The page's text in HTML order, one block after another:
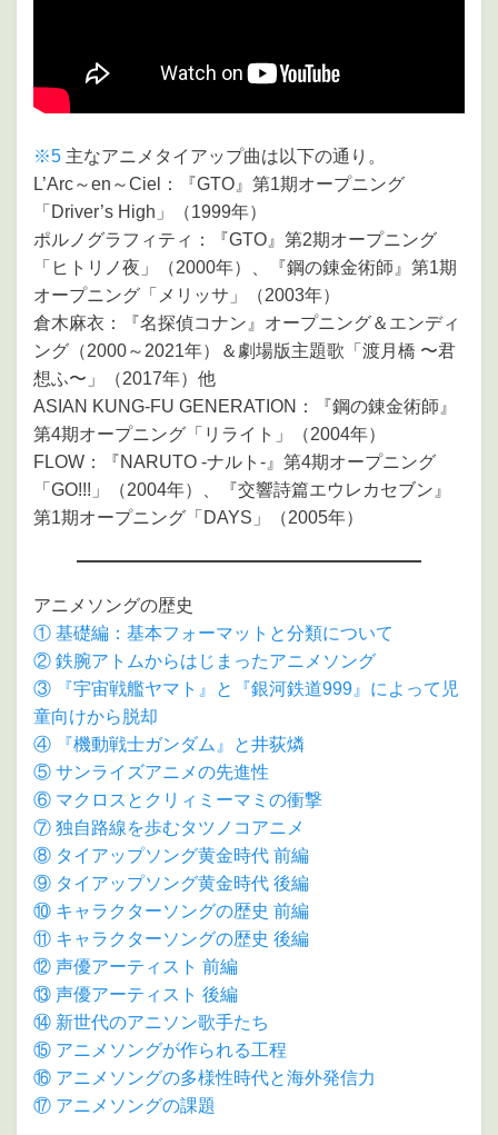
※5 主なアニメタイアップ曲は以下の通り。
L’Arc～en～Ciel：『GTO』第1期オープニング
「Driver’s High」（1999年）
ポルノグラフィティ：『GTO』第2期オープニング
「ヒトリノ夜」（2000年）、『鋼の錬金術師』第1期
オープニング「メリッサ」（2003年）
倉木麻衣：『名探偵コナン』オープニング＆エンディ
ング（2000～2021年）＆劇場版主題歌「渡月橋 〜君
想ふ〜」（2017年）他
ASIAN KUNG-FU GENERATION：『鋼の錬金術師』
第4期オープニング「リライト」（2004年）
FLOW：『NARUTO -ナルト-』第4期オープニング
「GO!!!」（2004年）、『交響詩篇エウレカセブン』
第1期オープニング「DAYS」（2005年）
アニメソングの歴史
① 基礎編：基本フォーマットと分類について
② 鉄腕アトムからはじまったアニメソング
③ 『宇宙戦艦ヤマト』と『銀河鉄道999』によって児
童向けから脱却
④ 『機動戦士ガンダム』と井荻燐
⑤ サンライズアニメの先進性
⑥ マクロスとクリィミーマミの衝撃
⑦ 独自路線を歩むタツノコアニメ
⑧ タイアップソング黄金時代 前編
⑨ タイアップソング黄金時代 後編
⑩ キャラクターソングの歴史 前編
⑪ キャラクターソングの歴史 後編
⑫ 声優アーティスト 前編
⑬ 声優アーティスト 後編
⑭ 新世代のアニソン歌手たち
⑮ アニメソングが作られる工程
⑯ アニメソングの多様性時代と海外発信力
⑰ アニメソングの課題